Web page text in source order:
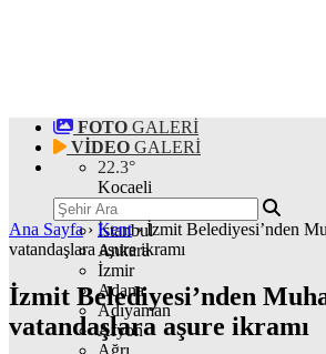
FOTO GALERİ
VİDEO GALERİ
22.3°
Kocaeli
İstanbul
Ankara
İzmir
Adana
Adıyaman
Afyon
Ağrı
Ana Sayfa› Kent›İzmit Belediyesi’nden
vatandaşlara aşure ikramı
İzmit Belediyesi’nden
vatandaşlara aşure ikramı